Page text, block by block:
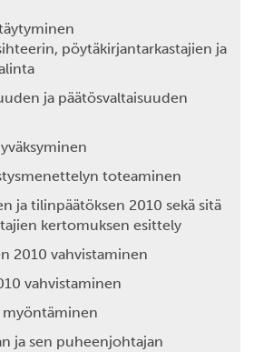
pöytäkirjantarkastajien ja
ja päätösvaltaisuuden
toteaminen
ja tilinpäätöksen 2010 sekä sitä
kertomuksen esittely
2010 vahvistaminen
vahvistaminen
myöntäminen
ja sen puheenjohtajan